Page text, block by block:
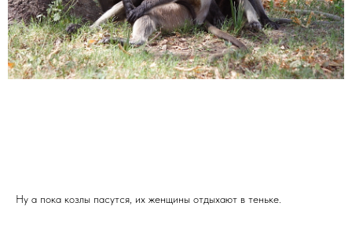
Ну а пока козлы пасутся, их женщины отдыхают в теньке.